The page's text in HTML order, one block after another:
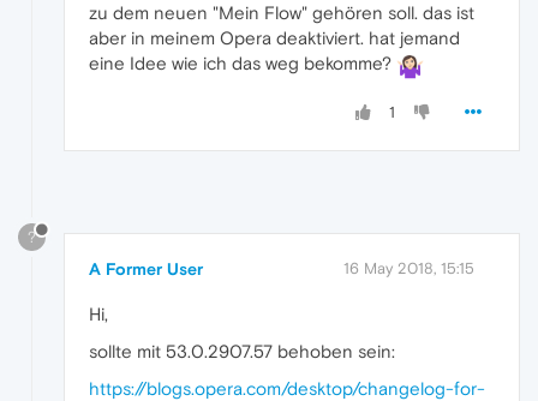
zu dem neuen "Mein Flow" gehören soll. das ist
aber in meinem Opera deaktiviert. hat jemand
eine Idee wie ich das weg bekomme?
1
?
A Former User 16 May 2018, 15:15
Hi,
sollte mit 53.0.2907.57 behoben sein:
https://blogs.opera.com/desktop/changelog-for-